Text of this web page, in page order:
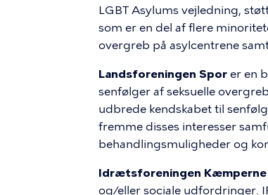
LGBT Asylums vejledning,
som er en del af flere
overgreb på asylcentrene
Landsforeningen Spor er en
senfølger af seksuelle
udbrede kendskabet til
fremme disses interesser
behandlingsmuligheder og
Idrætsforeningen Kæmperne
og/eller sociale udfordringer.